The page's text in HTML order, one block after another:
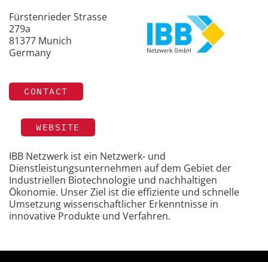
Für­sten­rieder Strasse
279a
81377 Munich
Germany
CONTACT
WEBSITE
IBB Netzwerk ist ein Netzwerk- und
Dienstleistungsunternehmen auf dem Gebiet der
Industriellen Biotechnologie und nachhaltigen
Ökonomie. Unser Ziel ist die effiziente und schnelle
Umsetzung wissenschaftlicher Erkenntnisse in
innovative Produkte und Verfahren.